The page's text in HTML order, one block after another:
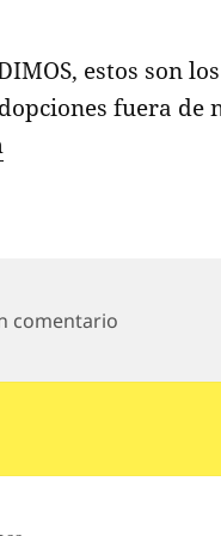
estos son
fuera de
comentario